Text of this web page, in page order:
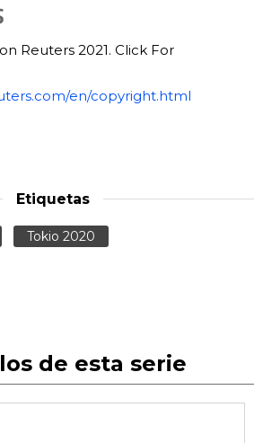
Reuters 2021. Click For
en/copyright.html
Etiquetas
Tokio 2020
de esta serie